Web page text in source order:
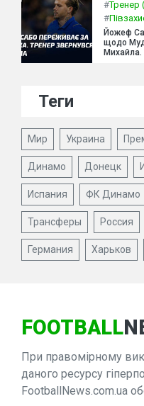
#Тренер
#
Йожеф
щодо
Михайла.
Теги
Мир Украина
Динамо Донецк
Испания ФК Динамо
Трансферы Россия
Германия Харьков
FOOTBALL
При правомірному
даного ресурсу
FootballNews.com.ua